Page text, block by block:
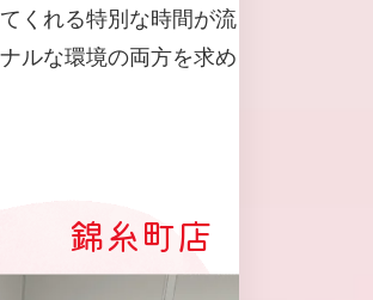
くれる特別な時間が流
ルな環境の両方を求め
錦糸町店